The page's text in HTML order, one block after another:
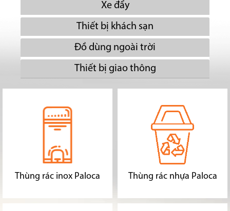
Xe đẩy
Thiết bị khách sạn
Đồ dùng ngoài trời
Thiết bị giao thông
Thùng rác inox Paloca Thùng rác nhựa Paloca